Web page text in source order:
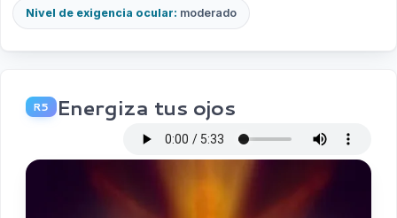
Nivel de exigencia ocular: moderado
R5 Energiza tus ojos